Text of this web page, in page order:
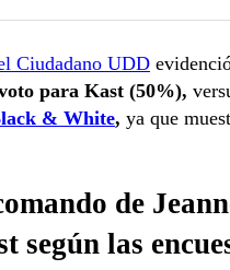
Ciudadano UDD
para Kast (50%),
& White, ya que
de
según las